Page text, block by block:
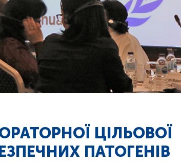
ЦІЛЬОВОЇ
ПАТОГЕНІВ